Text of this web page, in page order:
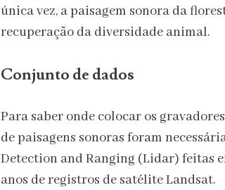
única vez, a paisagem sonora da
recuperação da diversidade animal.
Conjunto de dados
Para saber onde colocar os
de paisagens sonoras foram
Detection and Ranging (Lidar) feitas
anos de registros de satélite Landsat.